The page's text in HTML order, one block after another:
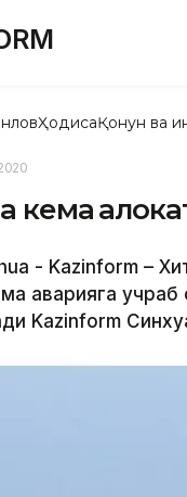
ҲодисаҚонун ва
кема
- Kazinform –
аварияга учраб
Kazinform